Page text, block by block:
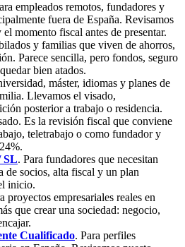
empleados remotos, fundadores y
fuera de España. Revisamos
momento fiscal antes de presentar.
y familias que viven de ahorros,
Parece sencilla, pero fondos, seguro
bien atados.
máster, idiomas y planes de
Llevamos el visado,
posterior a trabajo o residencia.
Es la revisión fiscal que conviene
teletrabajo o como fundador y
SL. Para fundadores que necesitan
de socios, alta fiscal y un plan
inicio.
proyectos empresariales reales en
que crear una sociedad: negocio,
Cualificado. Para perfiles